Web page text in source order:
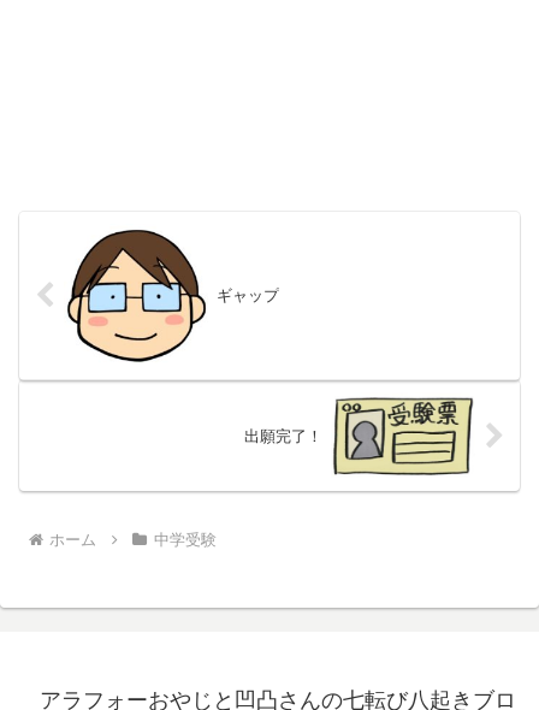
ギャップ
出願完了！
ホーム 中学受験
アラフォーおやじと凹凸さんの七転び八起きブロ